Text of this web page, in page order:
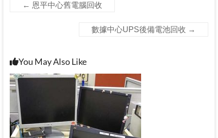
← 恩平中心舊電腦回收
數據中心UPS後備電池回收 →
You May Also Like